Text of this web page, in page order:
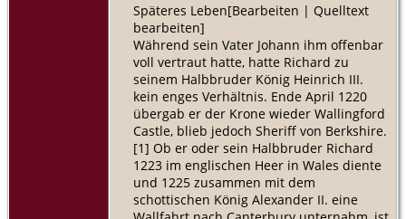
Späteres Leben[Bearbeiten | Quelltext
bearbeiten]
Während sein Vater Johann ihm offenbar
voll vertraut hatte, hatte Richard zu
seinem Halbbruder König Heinrich III.
kein enges Verhältnis. Ende April 1220
übergab er der Krone wieder Wallingford
Castle, blieb jedoch Sheriff von Berkshire.
[1] Ob er oder sein Halbbruder Richard
1223 im englischen Heer in Wales diente
und 1225 zusammen mit dem
schottischen König Alexander II. eine